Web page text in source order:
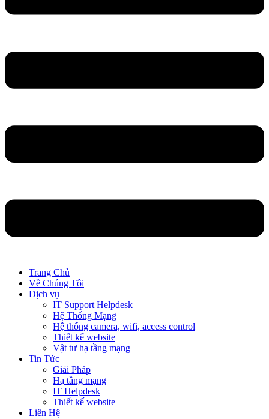
Trang Chủ
Về Chúng Tôi
Dịch vụ
IT Support Helpdesk
Hệ Thống Mạng
Hệ thống camera, wifi, access control
Thiết kế website
Vật tư hạ tầng mạng
Tin Tức
Giải Pháp
Hạ tầng mạng
IT Helpdesk
Thiết kế website
Liên Hệ